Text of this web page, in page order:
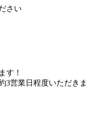
さい
す！
3営業日程度いただきま